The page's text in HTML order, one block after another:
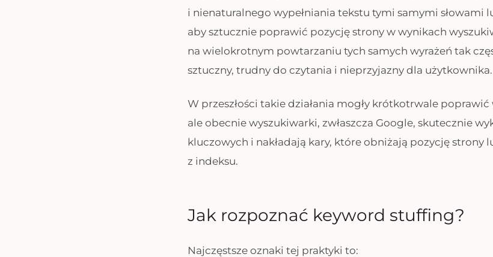
i nienaturalnego wypełniania tekstu tymi samymi słowami
aby sztucznie poprawić pozycję strony w wynikach
na wielokrotnym powtarzaniu tych samych wyrażeń tak
sztuczny, trudny do czytania i nieprzyjazny dla użytkownika.
W przeszłości takie działania mogły krótkotrwale
ale obecnie wyszukiwarki, zwłaszcza Google, skutecznie
kluczowych i nakładają kary, które obniżają pozycję strony
z indeksu.
Jak rozpoznać keyword stuffing?
Najczęstsze oznaki tej praktyki to: